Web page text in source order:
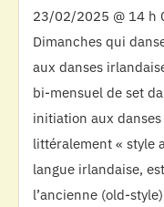
23/02/2025 @ 14 h
Dimanches qui
aux danses
bi-mensuel de set
initiation aux
littéralement « style
langue irlandaise,
l’ancienne (old-